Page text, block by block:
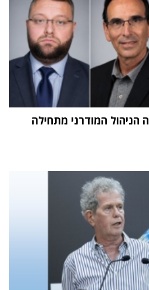
הניהול המודרני מתחילה